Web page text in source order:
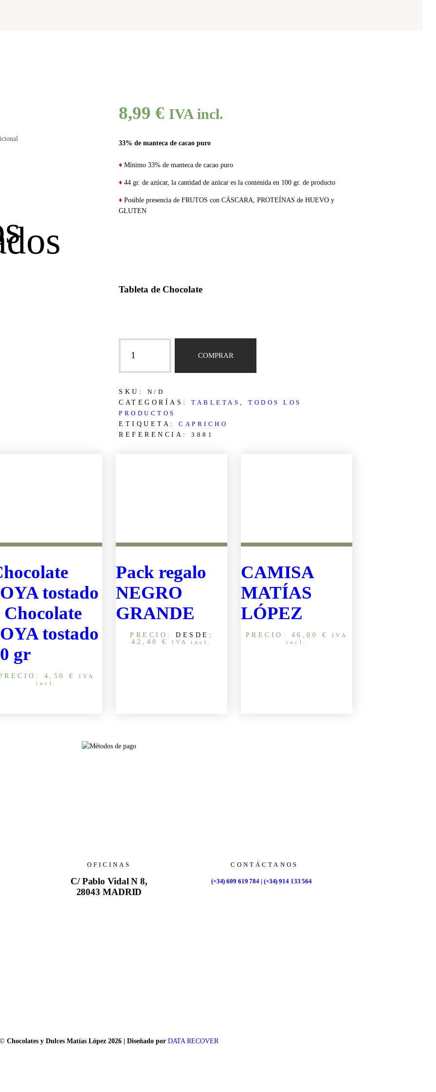
8,99 € IVA incl.
33% de manteca de cacao puro
♦ Mínimo 33% de manteca de cacao puro
♦ 44 gr. de azúcar, la cantidad de azúcar es la contenida en 100 gr. de producto
♦ Posible presencia de FRUTOS con CÁSCARA, PROTEÍNAS de HUEVO y
GLUTEN
Tableta de Chocolate
Capricho
Chocolate
COMPRAR
SKU: N/D
CATEGORÍAS: TABLETAS
TODOS LOS
PRODUCTOS
ETIQUETA: CAPRICHO
REFERENCIA: 3881
tostado
Chocolate
tostado
gr
4,50 €
IVA
incl.
Pack regalo
NEGRO
GRANDE
PRECIO: DESDE:
42,40€ IVA incl.
CAMISA
MATÍAS
LÓPEZ
PRECIO: 46,00 €
IVA
incl.
OFICINAS
C/ Pablo Vidal N 8,
28043 MADRID
CONTÁCTANOS
(+34) 609 619 784 | (+34) 914 133 564
© Chocolates y Dulces Matías López 2026 | Diseñado por DATA RECOVER